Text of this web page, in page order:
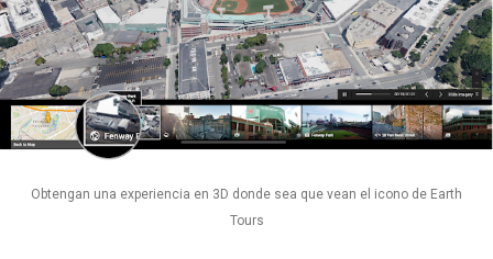
Obtengan una experiencia en 3D donde sea que vean el icono de Earth
Tours